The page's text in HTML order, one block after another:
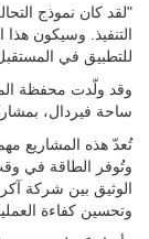
"لقد كان نموذج
التنفيذ. وسيكون هذا
للتطبيق في
ساحة فيردال، بمشاركة أكثر من 130
تُعدّ هذه المشاريع
وتُوفر الطاقة في
الوثيق بين شركة
وتحسين كفاءة